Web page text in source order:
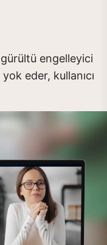
engelleyici
eder, kullanıcı